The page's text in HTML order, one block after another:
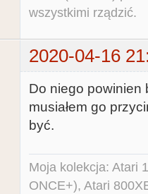
wszystkimi rządzić.
2020-04-16
Do niego powinien
musiałem go
być.
Moja kolekcja: Atari
ONCE+), Atari